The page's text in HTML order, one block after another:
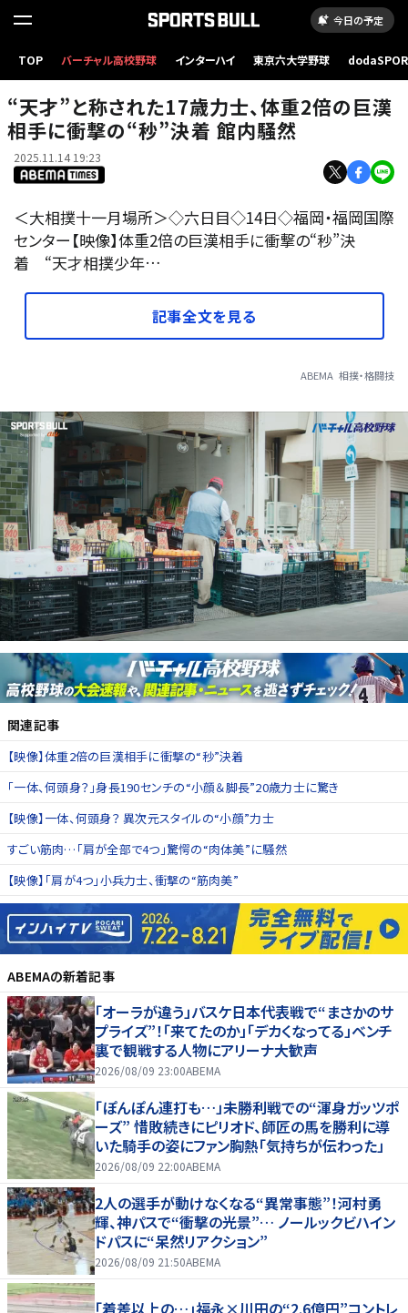
今日の予定
TOP バーチャル高校野球 インターハイ 東京六大学野球
“天才”と称された17歳力士、体重2倍の巨漢相手に衝撃の“秒”決着 館内騒然
“天才”と称された17歳力士、体重2倍の巨漢
相手に衝撃の“秒”決着 館内騒然
2025.11.14 19:23
＜大相撲十一月場所＞◇六日目◇14日◇福岡・福岡国際
センター【映像】体重2倍の巨漢相手に衝撃の“秒”決
着 “天才相撲少年…
記事全文を見る
ABEMA 相撲・格闘技
関連記事
【映像】体重2倍の巨漢相手に衝撃の“秒”決着
「一体、何頭身？」身長190センチの“小顔＆脚長”20歳力士に驚き
【映像】一体、何頭身？ 異次元スタイルの“小顔”力士
すごい筋肉…「肩が全部で4つ」驚愕の“肉体美”に騒然
【映像】「肩が4つ」小兵力士、衝撃の“筋肉美”
ABEMAの新着記事
「オーラが違う」バスケ日本代表戦で“まさかのサ
プライズ”！「来てたのか」「デカくなってる」ベンチ
裏で観戦する人物にアリーナ大歓声
2026/08/09 23:00ABEMA
「ぽんぽん連打も…」未勝利戦での“渾身ガッツポ
ーズ” 惜敗続きにピリオド、師匠の馬を勝利に導
いた騎手の姿にファン胸熱「気持ちが伝わった」
2026/08/09 22:00ABEMA
2人の選手が動けなくなる“異常事態”！河村勇
輝、神パスで“衝撃の光景”… ノールックビハイン
ドパスに“呆然リアクション”
2026/08/09 21:50ABEMA
「着差以上の…」福永×川田の“2.6億円”コントレ